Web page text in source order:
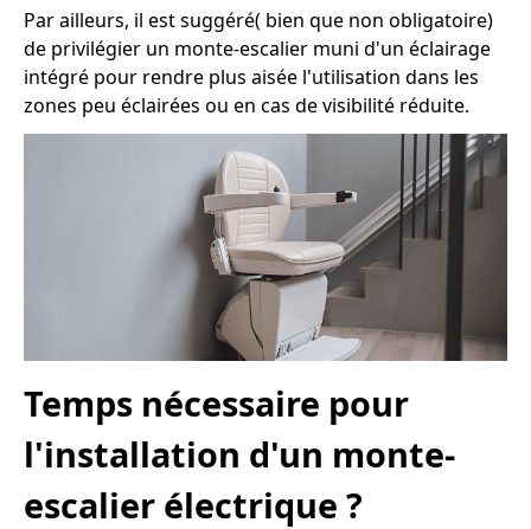
Par ailleurs, il est suggéré( bien que non obligatoire)
de privilégier un monte-escalier muni d'un éclairage
intégré pour rendre plus aisée l'utilisation dans les
zones peu éclairées ou en cas de visibilité réduite.
Temps nécessaire pour
l'installation d'un monte-
escalier électrique ?